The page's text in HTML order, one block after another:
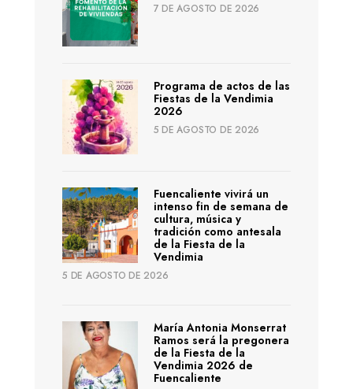
7 DE AGOSTO DE 2026
Programa de actos de las
Fiestas de la Vendimia
2026
5 DE AGOSTO DE 2026
Fuencaliente vivirá un
intenso fin de semana de
cultura, música y
tradición como antesala
de la Fiesta de la
Vendimia
5 DE AGOSTO DE 2026
María Antonia Monserrat
Ramos será la pregonera
de la Fiesta de la
Vendimia 2026 de
Fuencaliente